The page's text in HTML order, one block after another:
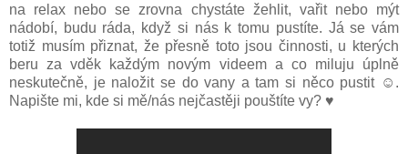
na relax nebo se zrovna chystáte žehlit, vařit nebo mýt
nádobí, budu ráda, když si nás k tomu pustíte. Já se vám
totiž musím přiznat, že přesně toto jsou činnosti, u kterých
beru za vděk každým novým videem a co miluju úplně
neskutečně, je naložit se do vany a tam si něco pustit ☺.
Napište mi, kde si mě/nás nejčastěji pouštíte vy? ♥